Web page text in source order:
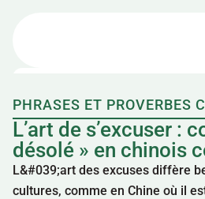
Cours
Cours
PHRASES ET PROVERBES
L’art de s’excuser :
désolé » en chinois
L&#039;art des excuses diffère
cultures, comme en Chine où il